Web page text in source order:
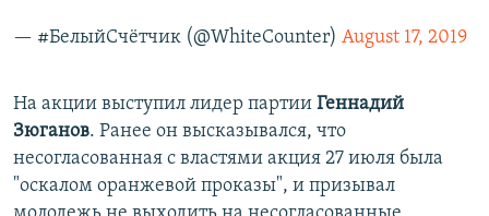
— #БелыйСчётчик (@WhiteCounter) August 17, 2019
На акции выступил лидер партии Геннадий
Зюганов. Ранее он высказывался, что
несогласованная с властями акция 27 июля была
"оскалом оранжевой проказы", и призывал